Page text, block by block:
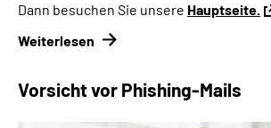
Dann besuchen Sie unsere Hauptseite.
Weiterlesen
Vorsicht vor Phishing-Mails